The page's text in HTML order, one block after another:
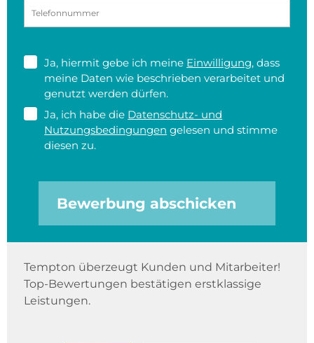
Ja, hiermit gebe ich meine Einwilligung, dass
meine Daten wie beschrieben verarbeitet und
genutzt werden dürfen.
Ja, ich habe die Datenschutz- und
Nutzungsbedingungen gelesen und stimme
diesen zu.
Bewerbung abschicken
Tempton überzeugt Kunden und Mitarbeiter!
Top-Bewertungen bestätigen erstklassige
Leistungen.